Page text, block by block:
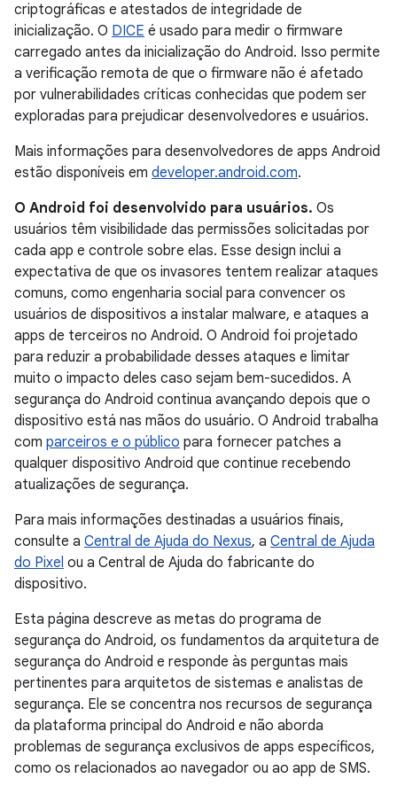
criptográficas e atestados de integridade de
inicialização. O DICE é usado para medir o firmware
carregado antes da inicialização do Android. Isso permite
a verificação remota de que o firmware não é afetado
por vulnerabilidades críticas conhecidas que podem ser
exploradas para prejudicar desenvolvedores e usuários.
Mais informações para desenvolvedores de apps Android
estão disponíveis em developer.android.com.
O Android foi desenvolvido para usuários. Os
usuários têm visibilidade das permissões solicitadas por
cada app e controle sobre elas. Esse design inclui a
expectativa de que os invasores tentem realizar ataques
comuns, como engenharia social para convencer os
usuários de dispositivos a instalar malware, e ataques a
apps de terceiros no Android. O Android foi projetado
para reduzir a probabilidade desses ataques e limitar
muito o impacto deles caso sejam bem-sucedidos. A
segurança do Android continua avançando depois que o
dispositivo está nas mãos do usuário. O Android trabalha
com parceiros e o público para fornecer patches a
qualquer dispositivo Android que continue recebendo
atualizações de segurança.
Para mais informações destinadas a usuários finais,
consulte a Central de Ajuda do Nexus, a Central de Ajuda
do Pixel ou a Central de Ajuda do fabricante do
dispositivo.
Esta página descreve as metas do programa de
segurança do Android, os fundamentos da arquitetura de
segurança do Android e responde às perguntas mais
pertinentes para arquitetos de sistemas e analistas de
segurança. Ele se concentra nos recursos de segurança
da plataforma principal do Android e não aborda
problemas de segurança exclusivos de apps específicos,
como os relacionados ao navegador ou ao app de SMS.